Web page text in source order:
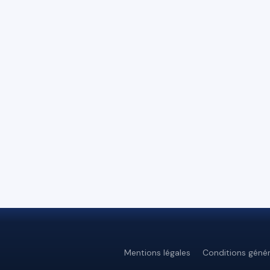
Mentions légales Conditions